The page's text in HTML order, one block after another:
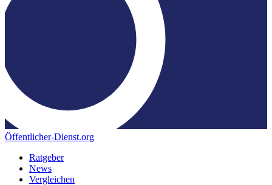
Öffentlicher-Dienst.org
Ratgeber
News
Vergleichen